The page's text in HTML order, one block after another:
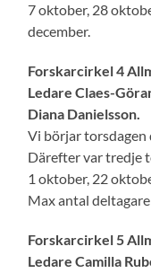
7 oktober, 28
december.
Forskarcirkel 4
Ledare Claes-
Diana Danielsson.
Vi börjar torsdagen
Därefter var tredje
1 oktober, 22
Max antal
Forskarcirkel 5
Ledare Camilla